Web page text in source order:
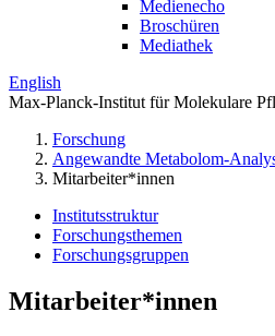
Medienecho
Broschüren
Mediathek
English
Max-Planck-Institut für Molekulare
Forschung
Angewandte Metabolom-
Mitarbeiter*innen
Institutsstruktur
Forschungsthemen
Forschungsgruppen
Mitarbeiter*innen